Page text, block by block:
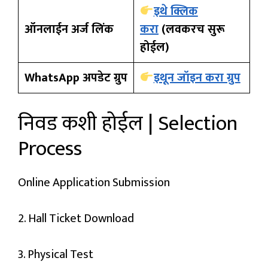
ऑनलाईन अर्ज लिंक
इथे क्लिक
करा(लवकरच सुरू
होईल)
WhatsApp अपडेट ग्रुप
इथून जॉइन करा ग्रुप
निवड कशी होईल | Selection
Process
Online Application Submission
2. Hall Ticket Download
3. Physical Test